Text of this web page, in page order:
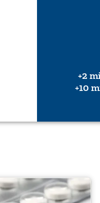
+2
+10